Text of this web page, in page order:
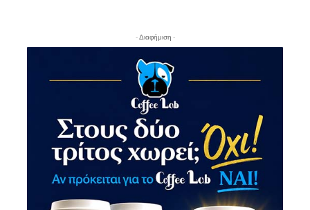
- Διαφήμιση -